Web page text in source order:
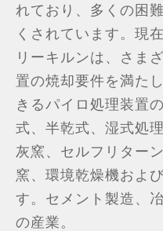
れており、多くの困
くされています。現
リーキルンは、さま
置の焼却要件を満た
きるパイロ処理装置
式、半乾式、湿式処
灰窯、セルフリター
窯、環境乾燥機およ
す。セメント製造、
の産業。